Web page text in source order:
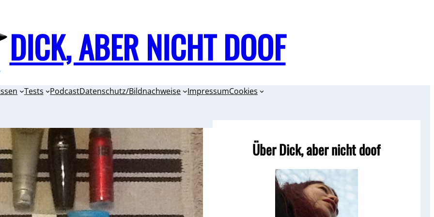
DICK, ABER NICHT DOOF
Tests PodcastDatenschutz/Bildnachweise ImpressumCookies
Über Dick, aber nicht doof